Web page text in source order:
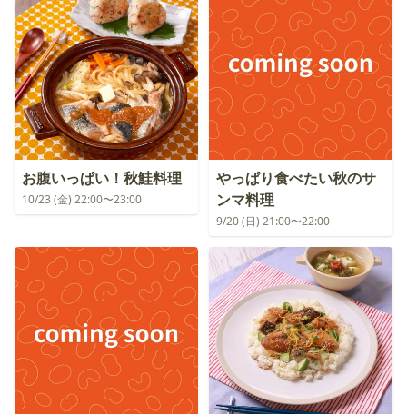
お腹いっぱい！秋鮭料理
10/23 (金) 22:00〜23:00
やっぱり食べたい秋のサ
ンマ料理
9/20 (日) 21:00〜22:00